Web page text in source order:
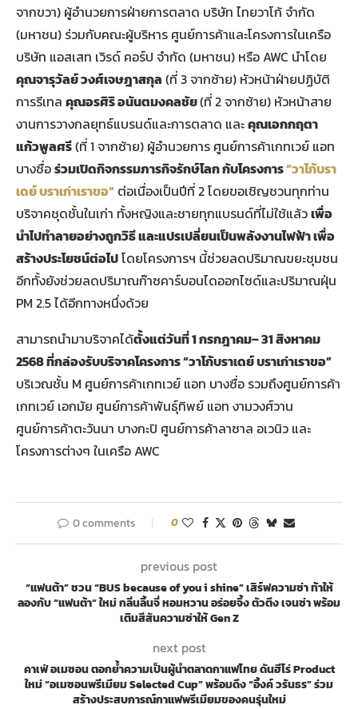
จากขวา) ผู้อำนวยการฝ่ายการตลาด บริษัท ไทยวาโก้ จำกัด
(มหาชน) ร่วมกับคณะผู้บริหาร ศูนย์การค้าและโครงการในเครือ
บริษัท แอสเสท เวิรด์ คอร์ป จำกัด (มหาชน) หรือ AWC นำโดย
คุณจารุวัลย์ วงศ์เจษฎาสกุล (ที่ 3 จากซ้าย) หัวหน้าฝ่ายปฏิบัติ
การรีเทล คุณอรศิริ อนันตมงคลชัย(ที่ 2 จากซ้าย) หัวหน้าสาย
งานการวางกลยุทธ์แบรนด์และการตลาด และคุณเอกกฤตา
แก้วพูลศรี(ที่ 1 จากซ้าย) ผู้อำนวยการ ศูนย์การค้าเกทเวย์ แอท
บางซื่อร่วมเปิดกิจกรรมภารกิจรักษ์โลก กับโครงการ“วาโก้บรา
เดย์ บราเก่าเราขอ” ต่อเนื่องเป็นปีที่ 2 โดยขอเชิญชวนทุกท่าน
บริจาคชุดชั้นในเก่า ทั้งหญิงและชายทุกแบรนด์ที่ไม่ใช้แล้วเพื่อ
นำไปทำลายอย่างถูกวิธี และแปรเปลี่ยนเป็นพลังงานไฟฟ้า เพื่อ
สร้างประโยชน์ต่อไปโดยโครงการฯ นี้ช่วยลดปริมาณขยะชุมชน
อีกทั้งยังช่วยลดปริมาณก๊าซคาร์บอนไดออกไซด์และปริมาณฝุ่น
PM 2.5 ได้อีกทางหนึ่งด้วย
สามารถนำมาบริจาคได้ตั้งแต่วันที่ 1 กรกฎาคม– 31 สิงหาคม
2568 ที่กล่องรับบริจาคโครงการ “วาโก้บราเดย์ บราเก่าเราขอ”
บริเวณชั้น M ศูนย์การค้าเกทเวย์ แอท บางซื่อ รวมถึงศูนย์การค้า
เกทเวย์ เอกมัย ศูนย์การค้าพันธุ์ทิพย์ แอท งามวงศ์วาน
ศูนย์การค้าตะวันนา บางกะปิ ศูนย์การค้าลาซาล อเวนิว และ
โครงการต่างๆ ในเครือ AWC
0 comments 0
previous post
“แฟนต้า” ชวน “BUS because of you i shine” เสิร์ฟความซ่า ท้าให้
ลองกับ “แฟนต้า” ใหม่ กลิ่นลิ้นจี่ หอมหวาน อร่อยจึ้ง ตัวตึง เจนซ่า พร้อม
เติมสีสันความซ่าให้ Gen Z
next post
คาเฟ่ อเมซอน ตอกย้ำความเป็นผู้นำตลาดกาแฟไทย ดันฮีโร่ Product
ใหม่ “อเมซอนพรีเมียม Selected Cup” พร้อมดึง “อิ้งค์ วรันธร” ร่วม
สร้างประสบการณ์กาแฟพรีเมียมของคนรุ่นใหม่